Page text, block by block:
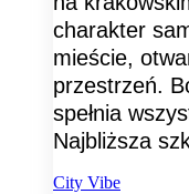
charakter
mieście,
przestrzeń.
spełnia
Najbliższa
City Vibe